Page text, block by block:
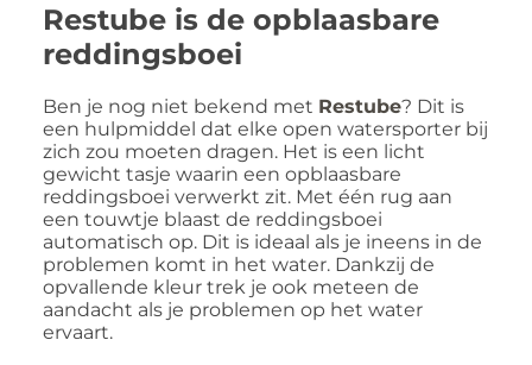
Restube is de opblaasbare
reddingsboei
Ben je nog niet bekend met Restube? Dit is
een hulpmiddel dat elke open watersporter bij
zich zou moeten dragen. Het is een licht
gewicht tasje waarin een opblaasbare
reddingsboei verwerkt zit. Met één rug aan
een touwtje blaast de reddingsboei
automatisch op. Dit is ideaal als je ineens in de
problemen komt in het water. Dankzij de
opvallende kleur trek je ook meteen de
aandacht als je problemen op het water
ervaart.